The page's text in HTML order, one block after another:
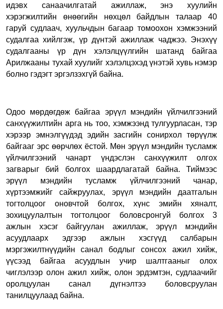
идэвх санаачилгатай ажиллаж, энэ хуулийн
хэрэгжилтийн өнөөгийн нөхцөл байдлын талаар 40
гаруй судлаач, хуульчдын багаар томоохон хэмжээний
судалгаа хийлгэж, үр дүнтэй ажиллаж чаджээ. Энэхүү
судалгааны үр дүн хэлэлцүүлгийн шатанд байгаа
Арилжааны тухай хуулийг хэлэлцэхэд үнэтэй хувь нэмэр
болно гэдэгт эргэлзэхгүй байна.
Одоо мөрдөгдөж байгаа эрүүл мэндийн үйлчилгээний
санхүүжилтийн арга нь тоо, хэмжээнд тулгуурласан, тэр
хэрээр эмнэлгүүдэд эдийн засгийн сонирхол төрүүлж
байгааг эрс өөрчлөх ёстой. Мөн эрүүл мэндийн тусламж
үйлчилгээний чанарт үндэслэн санхүүжилт олгох
загварыг бий болгох шаардлагатай байна. Тиймээс
эрүүл мэндийн тусламж үйлчилгээний чанар,
хүртээмжийг сайжруулах, эрүүл мэндийн даатгалын
тогтолцоог оновчтой болгох, хүнс эмийн хяналт,
зохицуулалтын тогтолцоог боловсронгуй болгох 3
ажлын хэсэг байгуулан ажиллаж, эрүүл мэндийн
асуудлаарх эдгээр ажлын хэсгүүд салбарын
мэргэжилтнүүдийн санал бодлыг сонсох ажил хийж,
үүсээд байгаа асуудлын учир шалтгааныг олох
чиглэлээр олон ажил хийж, олон эрдэмтэн, судлаачийг
оролцуулан санал дүгнэлтээ боловсруулан
танилцуулаад байна.